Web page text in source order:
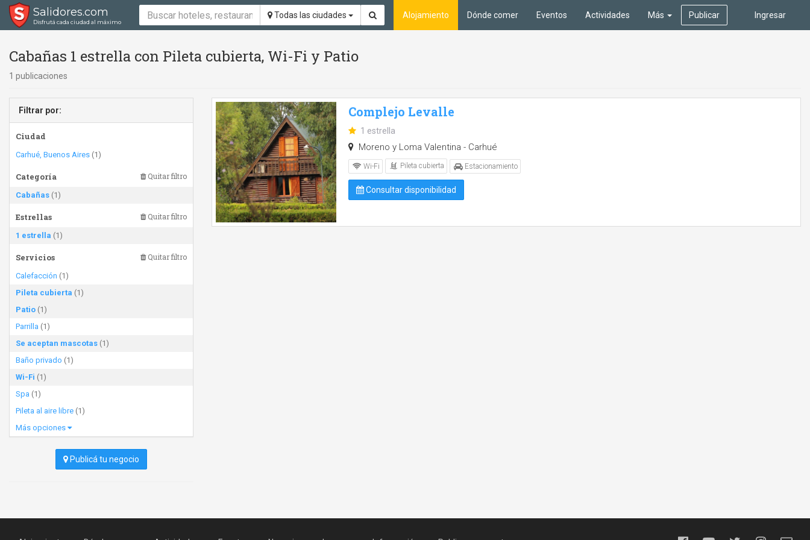
Salidores.com
Disfrutá cada ciudad al máximo
Todas las ciudades Ingresar
Alojamiento Dónde comer Eventos Actividades Más Publicar
Cabañas 1 estrella con Pileta cubierta, Wi-Fi y Patio
1 publicaciones
Filtrar por:
Ciudad
Carhué, Buenos Aires (1)
Categoría Quitar filtro
Cabañas (1)
Estrellas Quitar filtro
1 estrella (1)
Servicios Quitar filtro
Calefacción (1)
Pileta cubierta (1)
Patio (1)
Parrilla (1)
Se aceptan mascotas (1)
Baño privado (1)
Wi-Fi (1)
Spa (1)
Pileta al aire libre (1)
Más opciones
Publicá tu negocio
Complejo Levalle
1 estrella
Moreno y Loma Valentina - Carhué
Wi-Fi Pileta cubierta Estacionamiento
Consultar disponibilidad